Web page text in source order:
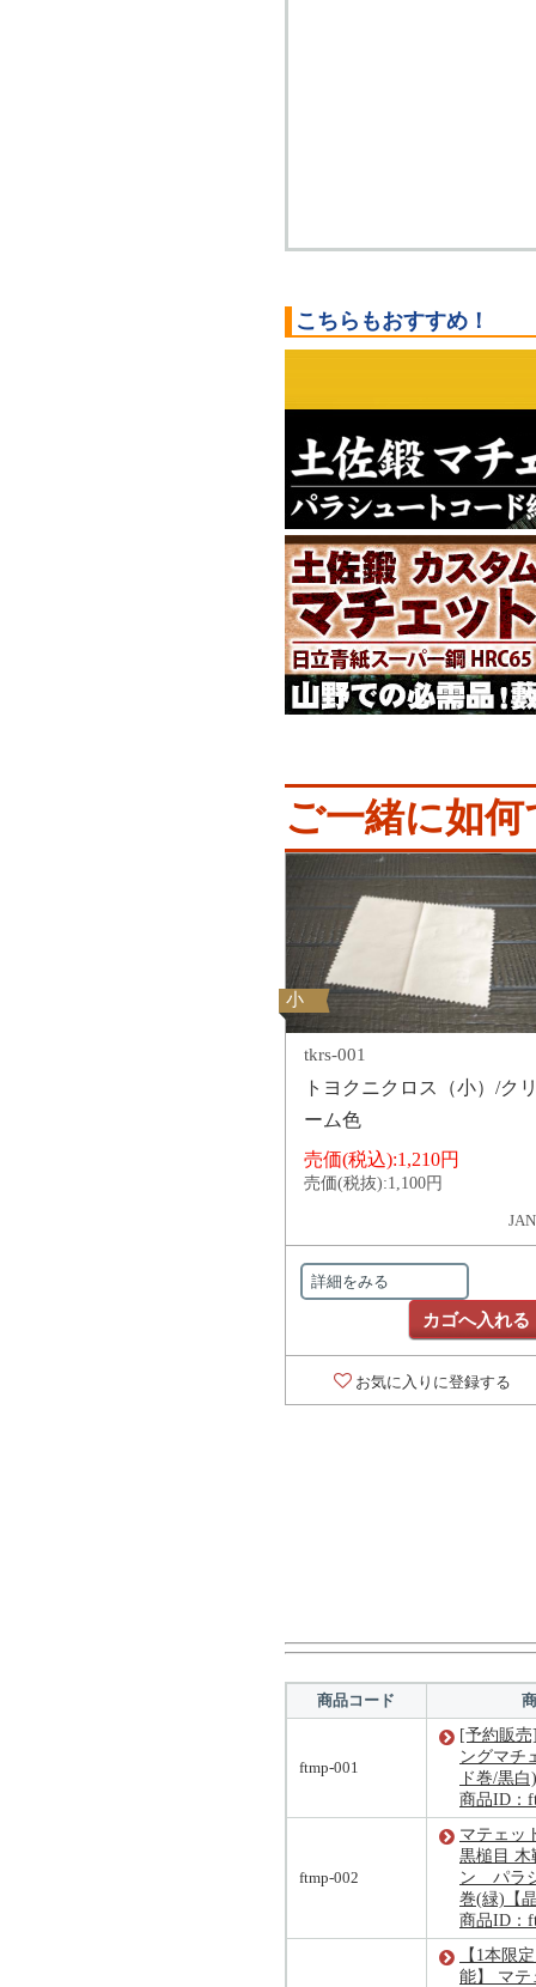
こちらもおすすめ！
ご一緒に如
小
tkrs-001
トヨクニクロス（小）/ク
ーム色
売価(税込):1,210円
売価(税抜):1,100円
詳細をみる
カゴへ入れる
お気に入りに登録する
商品コード
ftmp-001
[予約販
ングマチ
ド巻/黒
商品ID：
ftmp-002
マテェッ
黒槌目 木
ン パラ
巻(緑)【
商品ID：
【1本限
能】 マテ